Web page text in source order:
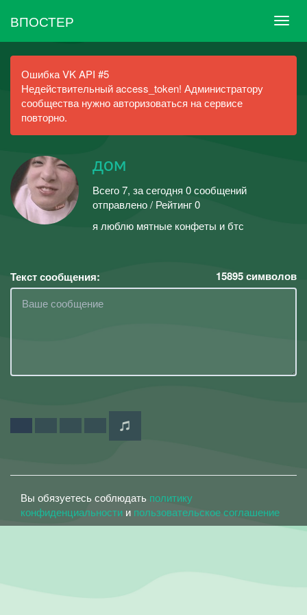
ВПОСТЕР
Ошибка VK API #5
Недействительный access_token! Администратору
сообщества нужно авторизоваться на сервисе
повторно.
дом
Всего 7, за сегодня 0 сообщений
отправлено / Рейтинг 0
я люблю мятные конфеты и бтс
Текст сообщения: 15895символов
Вы обязуетесь соблюдать политику
конфиденциальности и пользовательское соглашение